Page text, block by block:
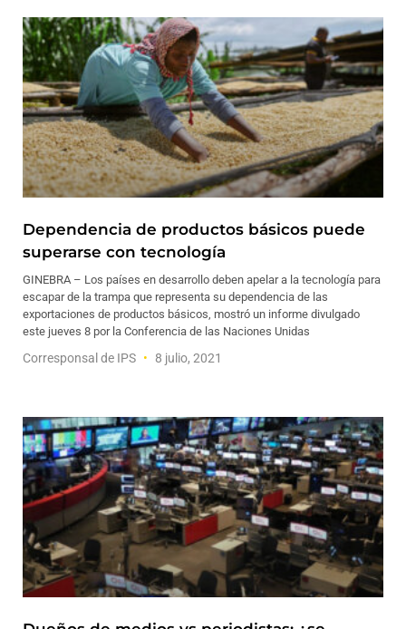
Dependencia de productos básicos puede
superarse con tecnología
GINEBRA – Los países en desarrollo deben apelar a la tecnología para
escapar de la trampa que representa su dependencia de las
exportaciones de productos básicos, mostró un informe divulgado
este jueves 8 por la Conferencia de las Naciones Unidas
Corresponsal de IPS 8 julio, 2021